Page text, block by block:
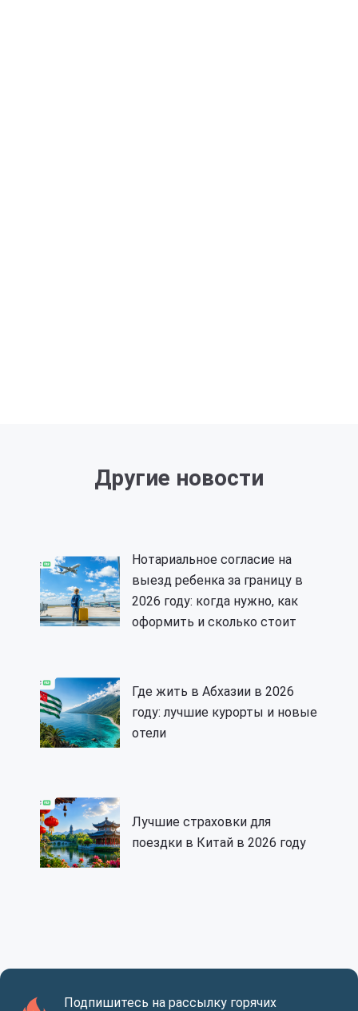
Другие новости
Нотариальное согласие на
выезд ребенка за границу в
2026 году: когда нужно, как
оформить и сколько стоит
Где жить в Абхазии в 2026
году: лучшие курорты и новые
отели
Лучшие страховки для
поездки в Китай в 2026 году
Подпишитесь на рассылку горячих